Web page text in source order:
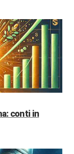
conti in